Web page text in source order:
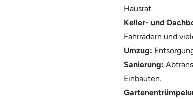
Hausrat.
Keller- und
Fahrrädern und
Umzug:
Sanierung:
Einbauten.